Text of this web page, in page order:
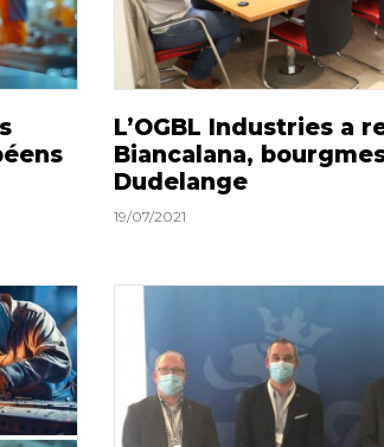
L’OGBL Industries a
Biancalana,
Dudelange
19/07/2021